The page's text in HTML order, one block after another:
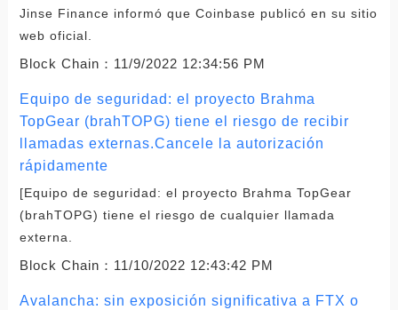
Jinse Finance informó que Coinbase publicó en su sitio
web oficial.
Block Chain： 11/9/2022 12:34:56 PM
Equipo de seguridad: el proyecto Brahma
TopGear (brahTOPG) tiene el riesgo de recibir
llamadas externas.Cancele la autorización
rápidamente
[Equipo de seguridad: el proyecto Brahma TopGear
(brahTOPG) tiene el riesgo de cualquier llamada
externa.
Block Chain： 11/10/2022 12:43:42 PM
Avalancha: sin exposición significativa a FTX o